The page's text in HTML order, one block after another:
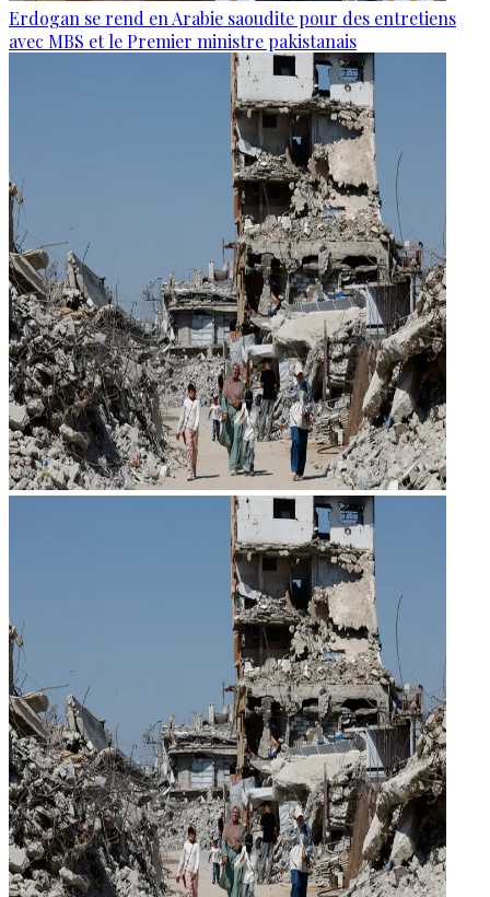
Erdogan se rend en Arabie saoudite pour des entretiens
avec MBS et le Premier ministre pakistanais